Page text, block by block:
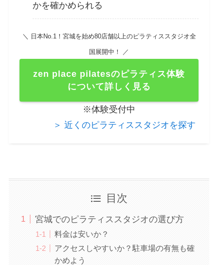
かを確かめられる
＼ 日本No.1！宮城を始め80店舗以上のピラティススタジオ全
国展開中！ ／
zen place pilatesのピラティス体験
について詳しく見る
※体験受付中
＞ 近くのピラティススタジオを探す
目次
宮城でのピラティススタジオの選び方
料金は安いか？
アクセスしやすいか？駐車場の有無も確
かめよう